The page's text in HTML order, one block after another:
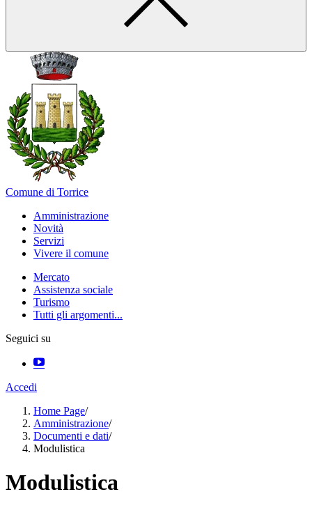
Comune di Torrice
Amministrazione
Novità
Servizi
Vivere il comune
Mercato
Assistenza sociale
Turismo
Tutti gli argomenti...
Seguici su
Accedi
Home Page/
Amministrazione/
Documenti e dati/
Modulistica
Modulistica